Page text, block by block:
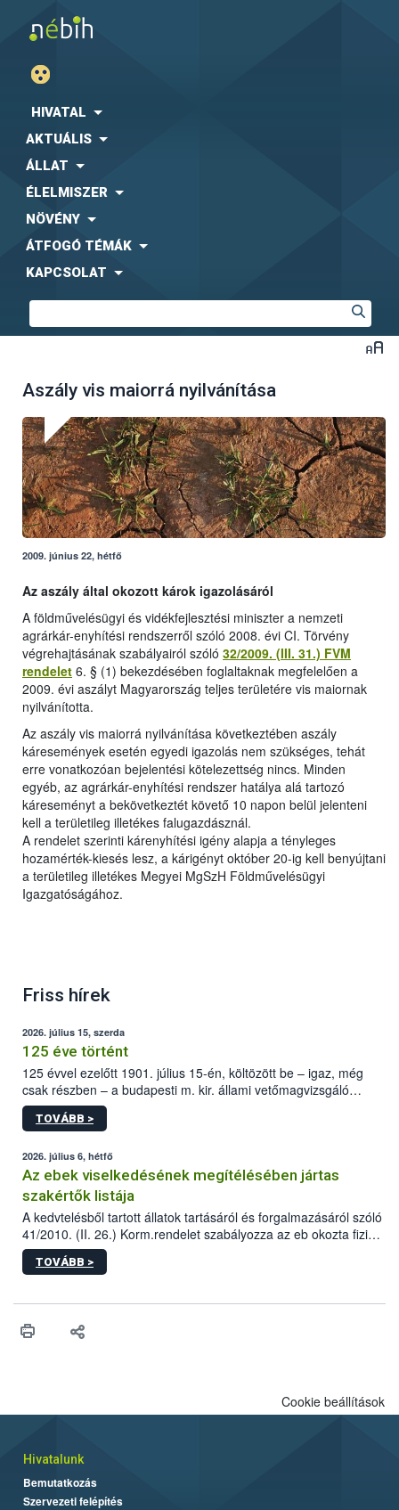
HIVATAL
AKTUÁLIS
ÁLLAT
ÉLELMISZER
NÖVÉNY
ÁTFOGÓ TÉMÁK
KAPCSOLAT
Aszály vis maiorrá nyilvánítása
2009. június 22, hétfő
Az aszály által okozott károk igazolásáról
A földművelésügyi és vidékfejlesztési miniszter a nemzeti
agrárkár-enyhítési rendszerről szóló 2008. évi CI. Törvény
végrehajtásának szabályairól szóló 32/2009. (III. 31.) FVM
rendelet 6. § (1) bekezdésében foglaltaknak megfelelően a
2009. évi aszályt Magyarország teljes területére vis maiornak
nyilvánította.
Az aszály vis maiorrá nyilvánítása következtében aszály
káresemények esetén egyedi igazolás nem szükséges, tehát
erre vonatkozóan bejelentési kötelezettség nincs. Minden
egyéb, az agrárkár-enyhítési rendszer hatálya alá tartozó
káreseményt a bekövetkeztét követő 10 napon belül jelenteni
kell a területileg illetékes falugazdásznál.
A rendelet szerinti kárenyhítési igény alapja a tényleges
hozamérték-kiesés lesz, a kárigényt október 20-ig kell benyújtani
a területileg illetékes Megyei MgSzH Földművelésügyi
Igazgatóságához.
Friss hírek
2026. július 15, szerda
125 éve történt
125 évvel ezelőtt 1901. július 15-én, költözött be – igaz, még
csak részben – a budapesti m. kir. állami vetőmagvizsgáló
állomás a Kis Rókus utca 15. szám alatti, Czigler Győző által
tervezett új épületébe.
TOVÁBB >
2026. július 6, hétfő
Az ebek viselkedésének megítélésében jártas
szakértők listája
A kedvtelésből tartott állatok tartásáról és forgalmazásáról szóló
41/2010. (II. 26.) Korm.rendelet szabályozza az eb okozta fizikai
sérülés, illetve ennek veszélye keletkezésekor felmerülő
hatósági feladatokat, valamint a veszélyes eb tartását és annak
vonni az ebek viselkedésének megítélésében jártas szakértőt.
TOVÁBB >
Cookie beállítások
Hivatalunk
Bemutatkozás
Szervezeti felépítés